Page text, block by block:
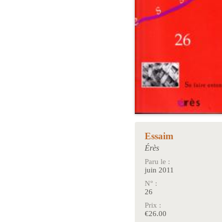
Essaim
Érès
Paru le :
juin 2011
N° :
26
Prix :
€26.00